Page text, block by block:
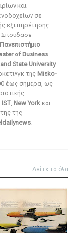
και
σε
εξυπηρέτησης
Σπούδασε
Πανεπιστήμιο
of Business
State University.
της Misko-
έως σήμερα, ως
IST, New York και
της
Δείτε τα όλα